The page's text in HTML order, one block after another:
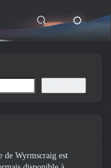
de Wyrmscraig est